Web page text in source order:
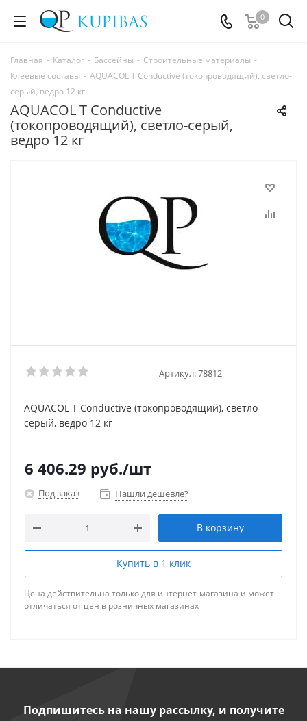
0
Главная - Каталог - Бассейны - Строительные материалы -
Клеевые составы - AQUACOL T Conductive (токопроводящий), светло-
серый, ведро 12 кг
AQUACOL T Conductive
(токопроводящий), светло-серый,
ведро 12 кг
Артикул:78812
AQUACOL T Conductive (токопроводящий), светло-
серый, ведро 12 кг
6 406.29 руб./шт
Под заказ Нашли дешевле?
В корзину
Купить в 1 клик
Цена действительна только для интернет-магазина и может
отличаться от цен в розничных магазинах
Подпишитесь на нашу рассылку, и получите